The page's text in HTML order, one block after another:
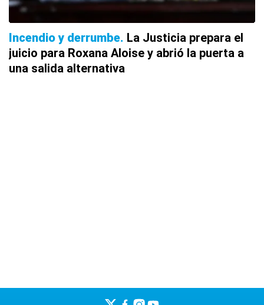
Incendio y derrumbe La Justicia prepara el
juicio para Roxana Aloise y abrió la puerta a
una salida alternativa